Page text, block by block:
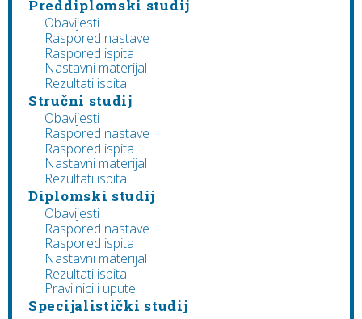
Preddiplomski studij
Obavijesti
Raspored nastave
Raspored ispita
Nastavni materijal
Rezultati ispita
Stručni studij
Obavijesti
Raspored nastave
Raspored ispita
Nastavni materijal
Rezultati ispita
Diplomski studij
Obavijesti
Raspored nastave
Raspored ispita
Nastavni materijal
Rezultati ispita
Pravilnici i upute
Specijalistički studij